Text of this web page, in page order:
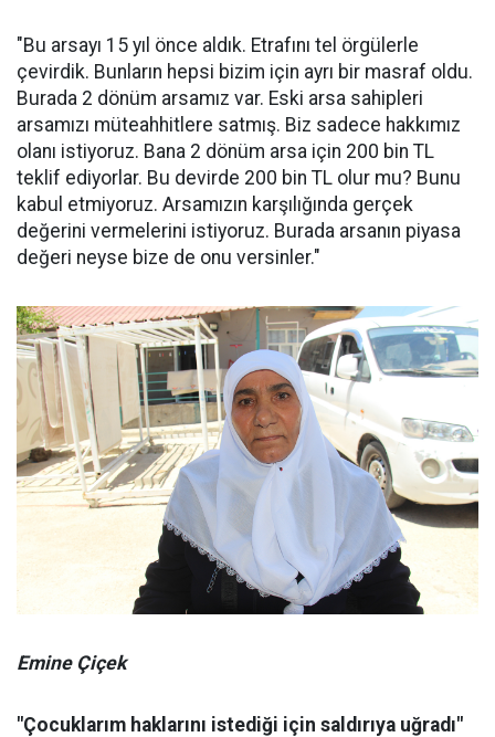
"Bu arsayı 15 yıl önce aldık. Etrafını tel örgülerle
çevirdik. Bunların hepsi bizim için ayrı bir masraf oldu.
Burada 2 dönüm arsamız var. Eski arsa sahipleri
arsamızı müteahhitlere satmış. Biz sadece hakkımız
olanı istiyoruz. Bana 2 dönüm arsa için 200 bin TL
teklif ediyorlar. Bu devirde 200 bin TL olur mu? Bunu
kabul etmiyoruz. Arsamızın karşılığında gerçek
değerini vermelerini istiyoruz. Burada arsanın piyasa
değeri neyse bize de onu versinler."
Emine Çiçek
"Çocuklarım haklarını istediği için saldırıya uğradı"